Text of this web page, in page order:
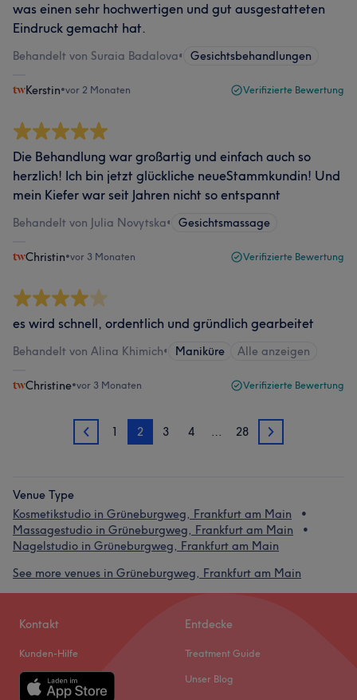
was einen sehr hochwertigen und gut ausgestatteten
Eindruck gemacht hat.
Behandelt von Suraia Badalova• Gesichtsbehandlungen
Kerstin•vor 2 Monaten Verifizierte Bewertung
Die Behandlung war großartig und einfach auch so
herzlich! Ich bin jetzt glückliche neueStammkundin! Und
mein Kiefer war seit Jahren nicht so entspannt
Behandelt von Julia Novytska• Gesichtsmassage
Christin•vor 3 Monaten Verifizierte Bewertung
es wird schnell, ordentlich und gründlich gearbeitet
Behandelt von Alina Khimich• Maniküre Alle anzeigen
Christine•vor 3 Monaten Verifizierte Bewertung
1 1 2 3 4 … 28 3
Venue Type
Kosmetikstudio in Grüneburgweg, Frankfurt am Main
Massagestudio in Grüneburgweg, Frankfurt am Main
Nagelstudio in Grüneburgweg, Frankfurt am Main
See more venues in Grüneburgweg, Frankfurt am Main
Kontakt
Kunden-Hilfe
Entdecke
Treatment Guide
Unser Blog